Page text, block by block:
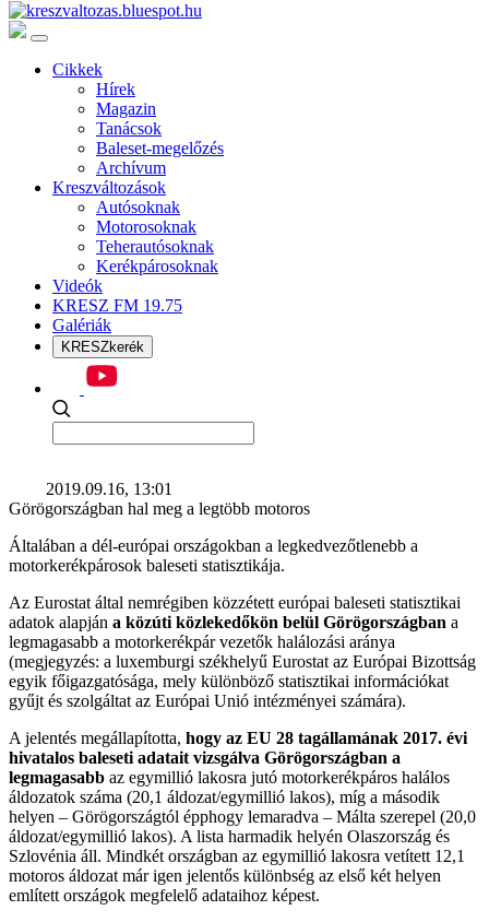
Cikkek
Hírek
Magazin
Tanácsok
Baleset-megelőzés
Archívum
Kreszváltozások
Autósoknak
Motorosoknak
Teherautósoknak
Kerékpárosoknak
Videók
KRESZ FM 19.75
Galériák
KRESZkerék
2019.09.16, 13:01
Görögországban hal meg a legtöbb motoros
Általában a dél-európai országokban a legkedvezőtlenebb a
motorkerékpárosok baleseti statisztikája.
Az Eurostat által nemrégiben közzétett európai baleseti statisztikai
adatok alapján a közúti közlekedőkön belül Görögországban a
legmagasabb a motorkerékpár vezetők halálozási aránya
(megjegyzés: a luxemburgi székhelyű Eurostat az Európai Bizottság
egyik főigazgatósága, mely különböző statisztikai információkat
gyűjt és szolgáltat az Európai Unió intézményei számára).
A jelentés megállapította, hogy az EU 28 tagállamának 2017. évi
hivatalos baleseti adatait vizsgálva Görögországban a
legmagasabb az egymillió lakosra jutó motorkerékpáros halálos
áldozatok száma (20,1 áldozat/egymillió lakos), míg a második
helyen – Görögországtól épphogy lemaradva – Málta szerepel (20,0
áldozat/egymillió lakos). A lista harmadik helyén Olaszország és
Szlovénia áll. Mindkét országban az egymillió lakosra vetített 12,1
motoros áldozat már igen jelentős különbség az első két helyen
említett országok megfelelő adataihoz képest.